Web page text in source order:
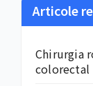
Articole
Chirurgia
colorectal